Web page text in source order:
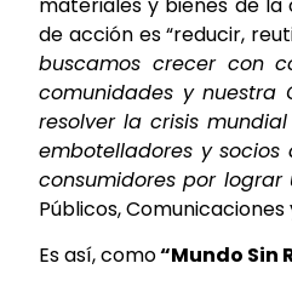
de acción es “reducir,
buscamos crecer con
comunidades y nuestra
resolver la crisis
embotelladores y socios
consumidores por lograr
Públicos,
Es así, como“Mundo Sin